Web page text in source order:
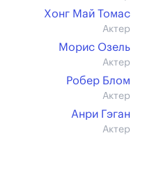
Хонг Май Томас
Актер
Морис Озель
Актер
Робер Блом
Актер
Анри Гэган
Актер